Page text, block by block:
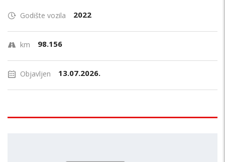
Godište vozila 2022
km 98.156
Objavljen 13.07.2026.